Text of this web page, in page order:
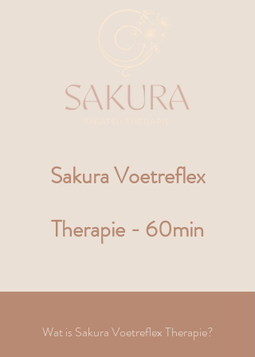
Sakura Voetreflex
Therapie - 60min
Wat is Sakura Voetreflex Therapie?